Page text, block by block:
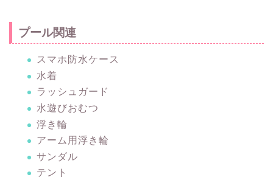
プール関連
スマホ防水ケース
水着
ラッシュガード
水遊びおむつ
浮き輪
アーム用浮き輪
サンダル
テント